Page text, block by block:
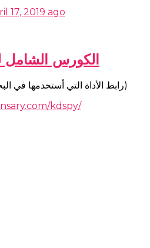
17, 2019 ago
الكورس الشامل
(رابط الأداة التي أستخدمها في البحث في كيندل: كي دي سباي)
kdspy/